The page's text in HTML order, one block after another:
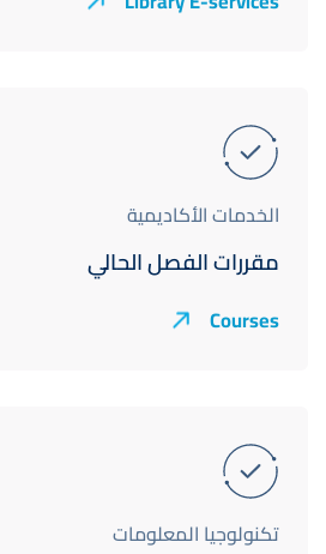
الخدمات الأكاديمية
مقررات الفصل الحالي
Courses
تكنولوجيا المعلومات